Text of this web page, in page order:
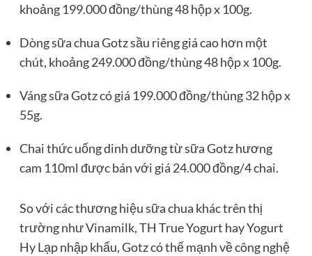
khoảng 199.000 đồng/thùng 48 hộp x 100g.
Dòng sữa chua Gotz sầu riêng giá cao hơn một
chút, khoảng 249.000 đồng/thùng 48 hộp x 100g.
Váng sữa Gotz có giá 199.000 đồng/thùng 32 hộp x
55g.
Chai thức uống dinh dưỡng từ sữa Gotz hương
cam 110ml được bán với giá 24.000 đồng/4 chai.
So với các thương hiệu sữa chua khác trên thị
trường như Vinamilk, TH True Yogurt hay Yogurt
Hy Lạp nhập khẩu, Gotz có thế mạnh về công nghệ